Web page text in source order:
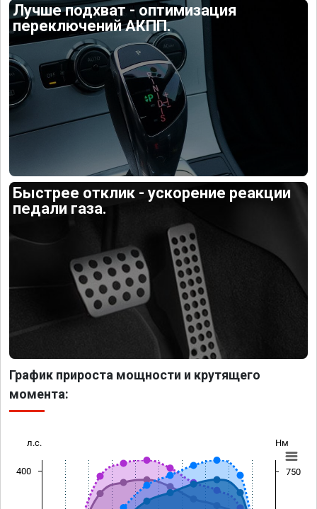
Лучше подхват - оптимизация
переключений АКПП.
Быстрее отклик - ускорение реакции
педали газа.
График прироста мощности и крутящего
момента:
л.с. Нм
400 750